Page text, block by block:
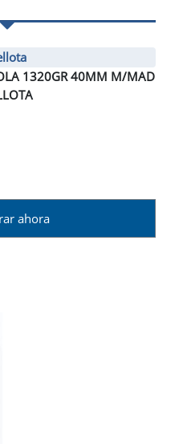
1320GR 40MM M/MAD
ahora